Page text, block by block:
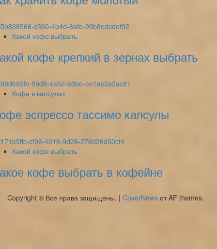
Какой кофе выбрать
кофе крепкий в зернах выбрать
Кофе в капсулах
эспрессо тассимо капсулы
Какой кофе выбрать
кофе выбрать в кофейне
Copyright © Все права защищены. | CoverNews от AF themes.